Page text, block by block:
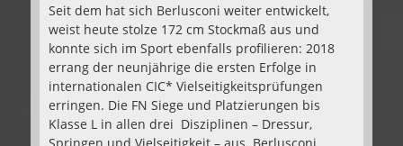
Seit dem hat sich Berlusconi weiter entwickelt,
weist heute stolze 172 cm Stockmaß aus und
konnte sich im Sport ebenfalls profilieren: 2018
errang der neunjährige die ersten Erfolge in
internationalen CIC* Vielseitigkeitsprüfungen
erringen. Die FN Siege und Platzierungen bis
Klasse L in allen drei Disziplinen – Dressur,
Springen und Vielseitigkeit – aus. Berlusconi